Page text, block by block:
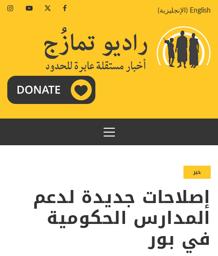
إلىEnglish
( الإنجليزية)
Facebook
Twitter
Youtube
القائمة
الرئيسية
خبر
إصلاحات جديدة لدعم
المدارس الحكومية
في بور